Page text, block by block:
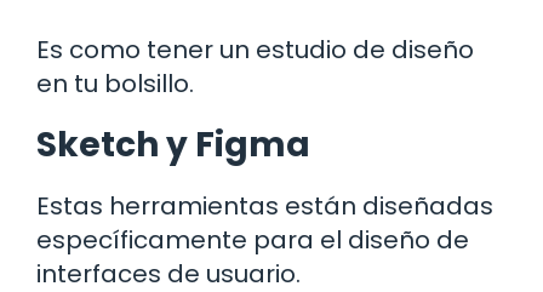
Es como tener un estudio de diseño
en tu bolsillo.
Sketch y Figma
Estas herramientas están diseñadas
específicamente para el diseño de
interfaces de usuario.